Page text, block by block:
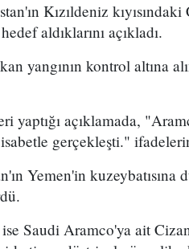
Kızıldeniz
aldıklarını açıkladı.
yangının kontrol altına
yaptığı açıklamada,
isabetle gerçekleşti."
Yemen'in kuzeybatısına
Saudi Aramco'ya ait